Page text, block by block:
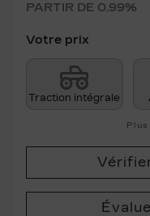
PARTIR DE 0.99%
Votre prix
Traction intégrale